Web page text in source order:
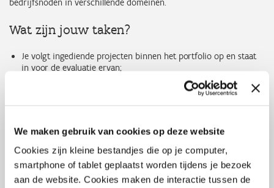
We maken gebruik van cookies op deze website
Cookies zijn kleine bestandjes die op je computer,
smartphone of tablet geplaatst worden tijdens je bezoek
aan de website. Cookies maken de interactie tussen de
bedrijfsnoden in verschillende domeinen.
Wat zijn jouw taken?
Je volgt ingediende projecten binnen het portfolio op en staat
in voor de evaluatie ervan;
Je onderbouwt beslissingen en communiceert helder naar
Je fungeert als AI expert tijdens infosessies en
overlegmomentenJe deelt kennis en bouwt een netwerk op met
partners, bedrijven en organisaties;
Je draagt bij aan de optimalisatie van processen;
Je hebt een sterke technische achtergrond in het gebruik van
AI, kan complexe informatie helder vertalen en bent een